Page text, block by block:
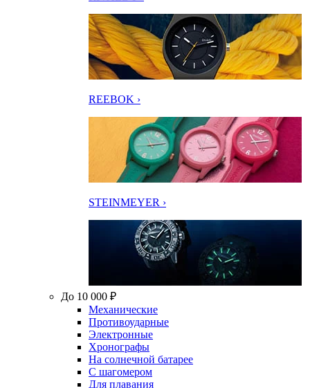
REEBOK ›
STEINMEYER ›
До 10 000 ₽
Механические
Противоударные
Электронные
Хронографы
На солнечной батарее
С шагомером
Для плавания